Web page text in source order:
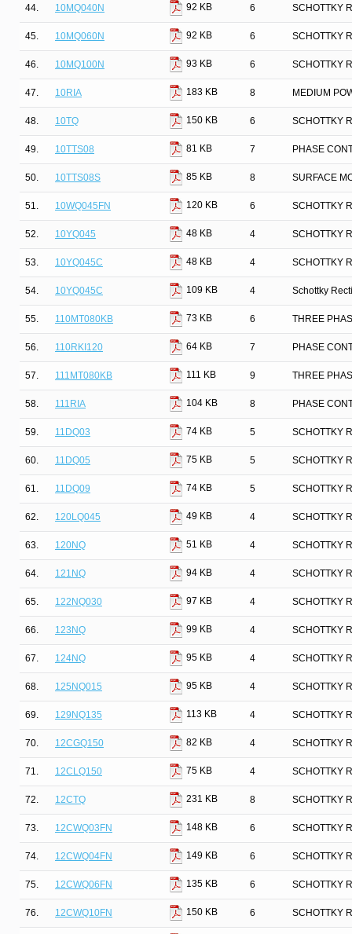
44. 10MQ040N 92 KB 6 SCHOTTKY
45. 10MQ060N 92 KB 6 SCHOTTKY
46. 10MQ100N 93 KB 6 SCHOTTKY
47. 10RIA 183 KB 8 MEDIUM
48. 10TQ 150 KB 6 SCHOTTKY
49. 10TTS08 81 KB 7 PHASE
50. 10TTS08S 85 KB 8 SURFACE
51. 10WQ045FN 120 KB 6 SCHOTTKY
52. 10YQ045 48 KB 4 SCHOTTKY
53. 10YQ045C 48 KB 4 SCHOTTKY
54. 10YQ045C 109 KB 4 Schottky
55. 110MT080KB 73 KB 6 THREE
56. 110RKI120 64 KB 7 PHASE
57. 111MT080KB 111 KB 9 THREE
58. 111RIA 104 KB 8 PHASE
59. 11DQ03 74 KB 5 SCHOTTKY
60. 11DQ05 75 KB 5 SCHOTTKY
61. 11DQ09 74 KB 5 SCHOTTKY
62. 120LQ045 49 KB 4 SCHOTTKY
63. 120NQ 51 KB 4 SCHOTTKY
64. 121NQ 94 KB 4 SCHOTTKY
65. 122NQ030 97 KB 4 SCHOTTKY
66. 123NQ 99 KB 4 SCHOTTKY
67. 124NQ 95 KB 4 SCHOTTKY
68. 125NQ015 95 KB 4 SCHOTTKY
69. 129NQ135 113 KB 4 SCHOTTKY
70. 12CGQ150 82 KB 4 SCHOTTKY
71. 12CLQ150 75 KB 4 SCHOTTKY
72. 12CTQ 231 KB 8 SCHOTTKY
73. 12CWQ03FN 148 KB 6 SCHOTTKY
74. 12CWQ04FN 149 KB 6 SCHOTTKY
75. 12CWQ06FN 135 KB 6 SCHOTTKY
76. 12CWQ10FN 150 KB 6 SCHOTTKY